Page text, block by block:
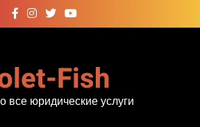
Fish
все юридические услуги